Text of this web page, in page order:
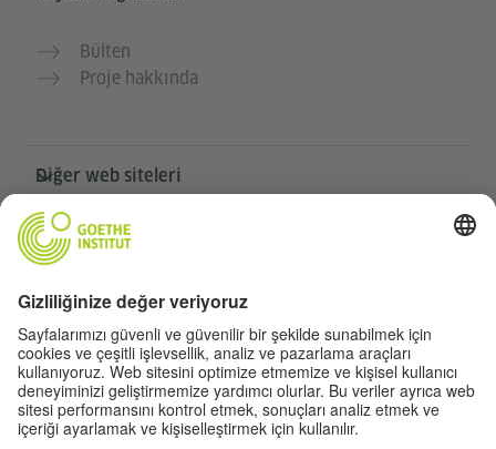
Bülten
Proje hakkında
Diğer web siteleri
Community „Deutsch für dich“
Öğretmen portalı “Deutschstunde”
Gizlilik ve erişilebilirlik